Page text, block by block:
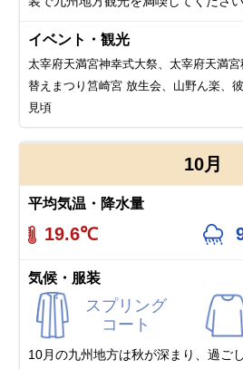
イベント・観光
太宰府天満宮神幸式大祭、太宰府天満
替えまつり筥崎宮 放生会、山野ん楽、
見頃
10月
平均気温・降水量
19.6℃
気候・服装
スプリング
コート
10月の九州地方は秋が深まり、過ご